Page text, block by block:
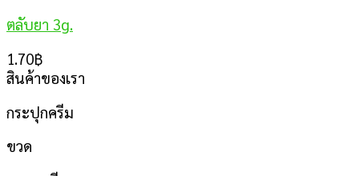
ตลับยา 3g.
1.70฿
สินค้าของเรา
กระปุกครีม
ขวด